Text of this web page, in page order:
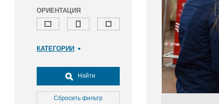
ОРИЕНТАЦИЯ
КАТЕГОРИИ
Досуг, туризм и отдых
Культура
Медицина
Найти
Сбросить фильтр